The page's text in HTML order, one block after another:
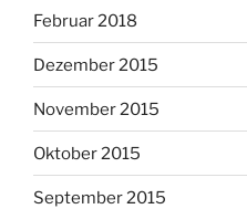
Februar 2018
Dezember 2015
November 2015
Oktober 2015
September 2015